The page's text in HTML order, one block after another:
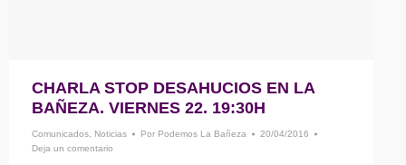
CHARLA STOP DESAHUCIOS EN LA
BAÑEZA. VIERNES 22. 19:30H
Comunicados Noticias Por Podemos La Bañeza
20/04/2016
Deja un comentario